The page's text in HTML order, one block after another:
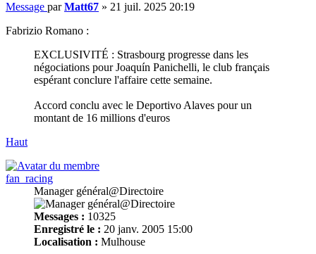
Message parMatt67 » 21 juil. 2025 20:19
Fabrizio Romano :
EXCLUSIVITÉ : Strasbourg progresse dans les
négociations pour Joaquín Panichelli, le club français
espérant conclure l'affaire cette semaine.
Accord conclu avec le Deportivo Alaves pour un
montant de 16 millions d'euros
Haut
fan_racing
Manager général@Directoire
Messages : 10325
Enregistré le : 20 janv. 2005 15:00
Localisation : Mulhouse